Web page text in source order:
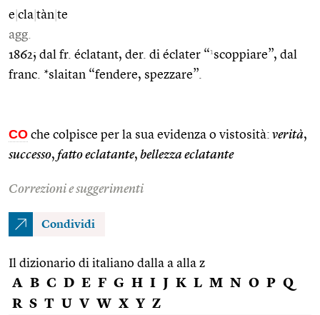
e cla tàn te
agg.
1862; dal fr. éclatant, der. di éclater “1scoppiare”, dal
franc. *slaitan “fendere, spezzare”.
CO che colpisce per la sua evidenza o vistosità: verità,
successo, fatto eclatante, bellezza eclatante
Correzioni e suggerimenti
Condividi
Il dizionario di italiano dalla a alla z
A B C D E F G H I J K L M N O P Q
R S T U V W X Y Z